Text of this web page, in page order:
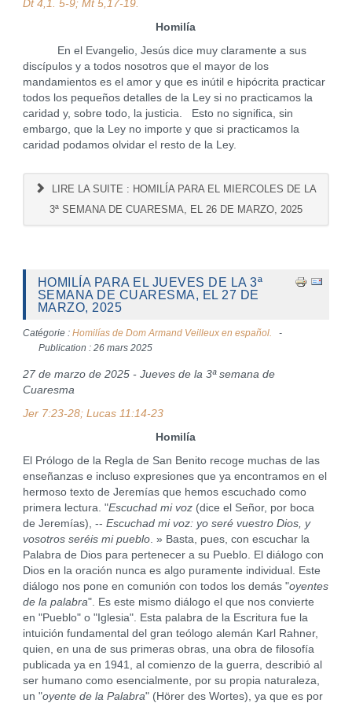
Dt 4,1. 5-9; Mt 5,17-19.
Homilía
En el Evangelio, Jesús dice muy claramente a sus
discípulos y a todos nosotros que el mayor de los
mandamientos es el amor y que es inútil e hipócrita practicar
todos los pequeños detalles de la Ley si no practicamos la
caridad y, sobre todo, la justicia. Esto no significa, sin
embargo, que la Ley no importe y que si practicamos la
caridad podamos olvidar el resto de la Ley.
LIRE LA SUITE : HOMILÍA PARA EL MIERCOLES DE LA
3ª SEMANA DE CUARESMA, EL 26 DE MARZO, 2025
HOMILÍA PARA EL JUEVES DE LA 3ª
SEMANA DE CUARESMA, EL 27 DE
MARZO, 2025
Catégorie : Homilías de Dom Armand Veilleux en español.
Publication : 26 mars 2025
27 de marzo de 2025 - Jueves de la 3ª semana de
Cuaresma
Jer 7:23-28; Lucas 11:14-23
Homilía
El Prólogo de la Regla de San Benito recoge muchas de las
enseñanzas e incluso expresiones que ya encontramos en el
hermoso texto de Jeremías que hemos escuchado como
primera lectura. "Escuchad mi voz(dice el Señor, por boca
de Jeremías), -- Escuchad mi voz: yo seré vuestro Dios, y
vosotros seréis mi pueblo. » Basta, pues, con escuchar la
Palabra de Dios para pertenecer a su Pueblo. El diálogo con
Dios en la oración nunca es algo puramente individual. Este
diálogo nos pone en comunión con todos los demás "oyentes
de la palabra". Es este mismo diálogo el que nos convierte
en "Pueblo" o "Iglesia". Esta palabra de la Escritura fue la
intuición fundamental del gran teólogo alemán Karl Rahner,
quien, en una de sus primeras obras, una obra de filosofía
publicada ya en 1941, al comienzo de la guerra, describió al
ser humano como esencialmente, por su propia naturaleza,
un "oyente de la Palabra" (Hörer des Wortes), ya que es por